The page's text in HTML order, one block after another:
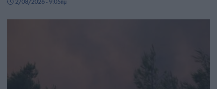
2/08/2026 - 9:05πμ